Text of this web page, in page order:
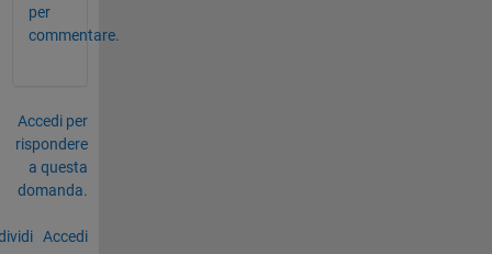
per
commentare.
Accedi per
rispondere
a questa
domanda.
Accedi